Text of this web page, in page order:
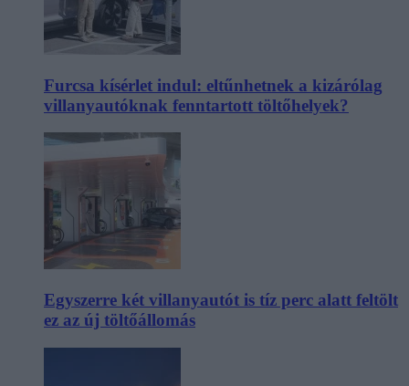
Furcsa kísérlet indul: eltűnhetnek a kizárólag
villanyautóknak fenntartott töltőhelyek?
Egyszerre két villanyautót is tíz perc alatt feltölt
ez az új töltőállomás